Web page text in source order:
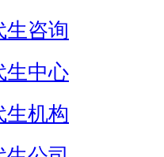
生咨询
生中心
生机构